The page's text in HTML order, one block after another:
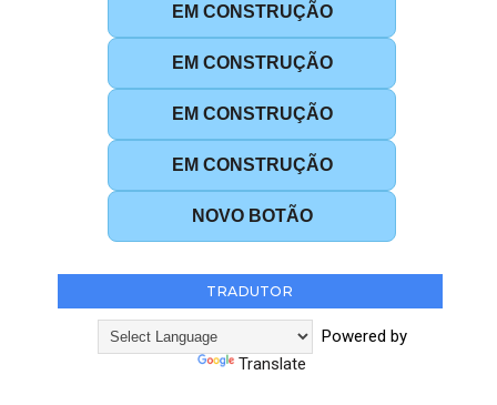
EM CONSTRUÇÃO
EM CONSTRUÇÃO
EM CONSTRUÇÃO
EM CONSTRUÇÃO
NOVO BOTÃO
TRADUTOR
Powered by
Translate